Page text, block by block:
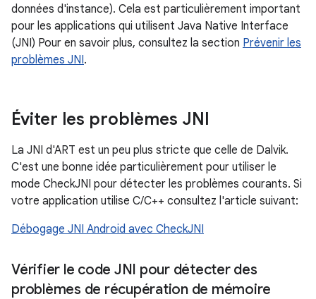
données d'instance). Cela est particulièrement important
pour les applications qui utilisent Java Native Interface
(JNI) Pour en savoir plus, consultez la section Prévenir les
problèmes JNI.
Éviter les problèmes JNI
La JNI d'ART est un peu plus stricte que celle de Dalvik.
C'est une bonne idée particulièrement pour utiliser le
mode CheckJNI pour détecter les problèmes courants. Si
votre application utilise C/C++ consultez l'article suivant:
Débogage JNI Android avec CheckJNI
Vérifier le code JNI pour détecter des
problèmes de récupération de mémoire